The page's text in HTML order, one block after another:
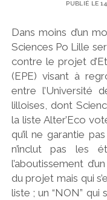
PUBLIÉ LE
Dans moins d’un
Sciences Po Lille
contre le projet
(EPE) visant à
entre l’Université
lilloises, dont
la liste Alter’Eco
qu’il ne garantie
n’inclut pas les
l’aboutissement
du projet mais qui
liste ; un “NON”